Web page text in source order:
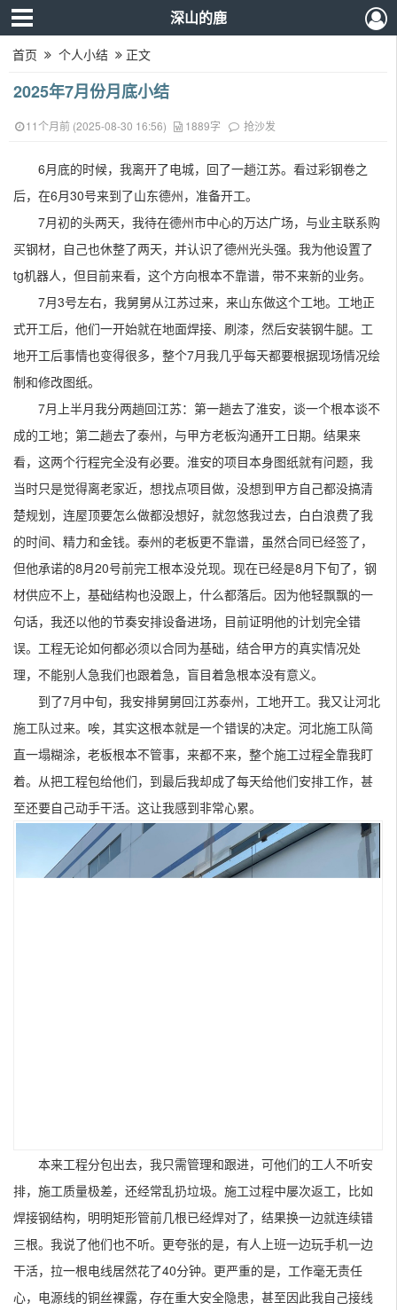
深山的鹿
首页 个人小结 正文
2025年7月份月底小结
11个月前 (2025-08-30 16:56) 1889字 抢沙发
6月底的时候，我离开了电城，回了一趟江苏。 看过彩钢卷之
后，在6月30号来到了山东德州，准备开工。
7月初的头两天，我待在德州市中心的万达广场，与业主联系购
买钢材，自己也休整了两天，并认识了德州光头强。我为他设置了
tg机器人，但目前来看，这个方向根本不靠谱，带不来新的业务。
7月3号左右，我舅舅从江苏过来，来山东做这个工地。工地正
式开工后，他们一开始就在地面焊接、刷漆，然后安装钢牛腿。工
地开工后事情也变得很多，整个7月我几乎每天都要根据现场情况绘
制和修改图纸。
7月上半月我分两趟回江苏：第一趟去了淮安，谈一个根本谈不
成的工地；第二趟去了泰州，与甲方老板沟通开工日期。结果来
看，这两个行程完全没有必要。淮安的项目本身图纸就有问题，我
当时只是觉得离老家近，想找点项目做，没想到甲方自己都没搞清
楚规划，连屋顶要怎么做都没想好，就忽悠我过去，白白浪费了我
的时间、精力和金钱。泰州的老板更不靠谱，虽然合同已经签了，
但他承诺的8月20号前完工根本没兑现。现在已经是8月下旬了，钢
材供应不上，基础结构也没跟上，什么都落后。因为他轻飘飘的一
句话，我还以他的节奏安排设备进场，目前证明他的计划完全错
误。工程无论如何都必须以合同为基础，结合甲方的真实情况处
理，不能别人急我们也跟着急，盲目着急根本没有意义。
到了7月中旬，我安排舅舅回江苏泰州，工地开工。我又让河北
施工队过来。唉，其实这根本就是一个错误的决定。河北施工队简
直一塌糊涂，老板根本不管事，来都不来，整个施工过程全靠我盯
着。从把工程包给他们，到最后我却成了每天给他们安排工作，甚
至还要自己动手干活。这让我感到非常心累。
本来工程分包出去，我只需管理和跟进，可他们的工人不听安
排，施工质量极差，还经常乱扔垃圾。施工过程中屡次返工，比如
焊接钢结构，明明矩形管前几根已经焊对了，结果换一边就连续错
三根。我说了他们也不听。更夸张的是，有人上班一边玩手机一边
干活，拉一根电线居然花了40分钟。更严重的是，工作毫无责任
心，电源线的铜丝裸露，存在重大安全隐患，甚至因此我自己接线